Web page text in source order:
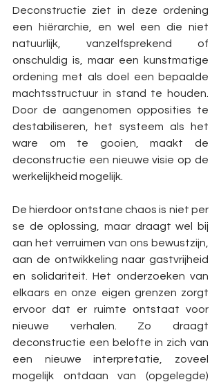
Deconstructie ziet in deze ordening
een hiërarchie, en wel een die niet
natuurlijk, vanzelfsprekend of
onschuldig is, maar een kunstmatige
ordening met als doel een bepaalde
machtsstructuur in stand te houden.
Door de aangenomen opposities te
destabiliseren, het systeem als het
ware om te gooien, maakt de
deconstructie een nieuwe visie op de
werkelijkheid mogelijk.
De hierdoor ontstane chaos is niet per
se de oplossing, maar draagt wel bij
aan het verruimen van ons bewustzijn,
aan de ontwikkeling naar gastvrijheid
en solidariteit. Het onderzoeken van
elkaars en onze eigen grenzen zorgt
ervoor dat er ruimte ontstaat voor
nieuwe verhalen. Zo draagt
deconstructie een belofte in zich van
een nieuwe interpretatie, zoveel
mogelijk ontdaan van (opgelegde)